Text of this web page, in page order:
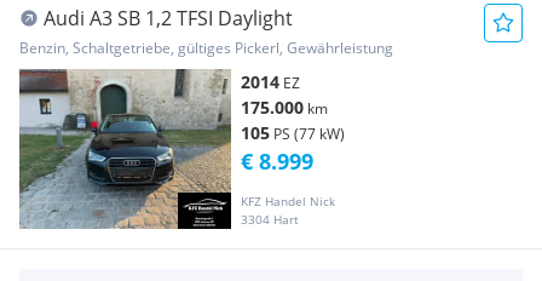
Audi A3 SB 1,2 TFSI Daylight
Benzin, Schaltgetriebe, gültiges Pickerl, Gewährleistung
2014 EZ
175.000 km
105 PS (77 kW)
KFZ Handel Nick
3304 Hart
€ 8.999